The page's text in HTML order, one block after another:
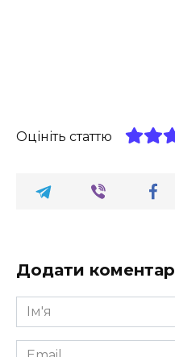
Оцініть статтю
Додати коментар
Ім'я
*
Email